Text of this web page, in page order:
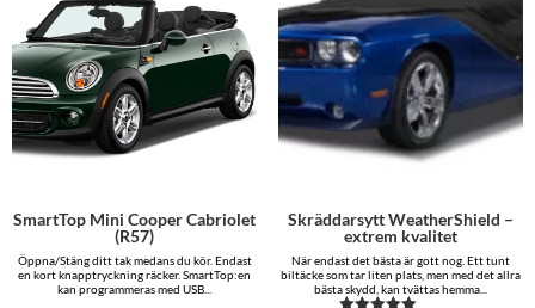
SmartTop Mini Cooper Cabriolet
(R57)
Öppna/Stäng ditt tak medans du kör. Endast
en kort knapptryckning räcker. SmartTop:en
kan programmeras med USB...
Skräddarsytt WeatherShield –
extrem kvalitet
När endast det bästa är gott nog. Ett tunt
biltäcke som tar liten plats, men med det allra
bästa skydd, kan tvättas hemma...